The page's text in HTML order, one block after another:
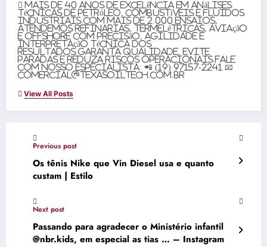
Mais de 40 anos de excelência em análises
técnicas de petróleo, combustíveis e fluidos
industriais.Com mais de 2.000 ensaios,
atendemos refinarias, termelétricas, aviação
e offshore com precisão, agilidade e
interpretação técnica dos
resultados.Garanta qualidade, evite
paradas e reduza riscos operacionais.Fale
com nosso especialista: 📲 (19) 97157-2241 📧
comercial@texasoiltech.com.br
View All Posts
Previous post
Os tênis Nike que Vin Diesel usa e quanto
custam | Estilo
Next post
Passando para agradecer o Ministério infantil
@nbr.kids, em especial as tias … – Instagram